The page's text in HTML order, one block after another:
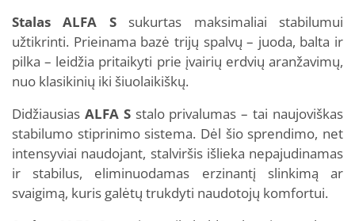
Stalas ALFA Ssukurtas maksimaliai stabilumui
užtikrinti. Prieinama bazė trijų spalvų – juoda, balta ir
pilka – leidžia pritaikyti prie įvairių erdvių aranžavimų,
nuo klasikinių iki šiuolaikiškų.
Didžiausias ALFA Sstalo privalumas – tai naujoviškas
stabilumo stiprinimo sistema. Dėl šio sprendimo, net
intensyviai naudojant, stalviršis išlieka nepajudinamas
ir stabilus, eliminuodamas erzinantį slinkimą ar
svaigimą, kuris galėtų trukdyti naudotojų komfortui.